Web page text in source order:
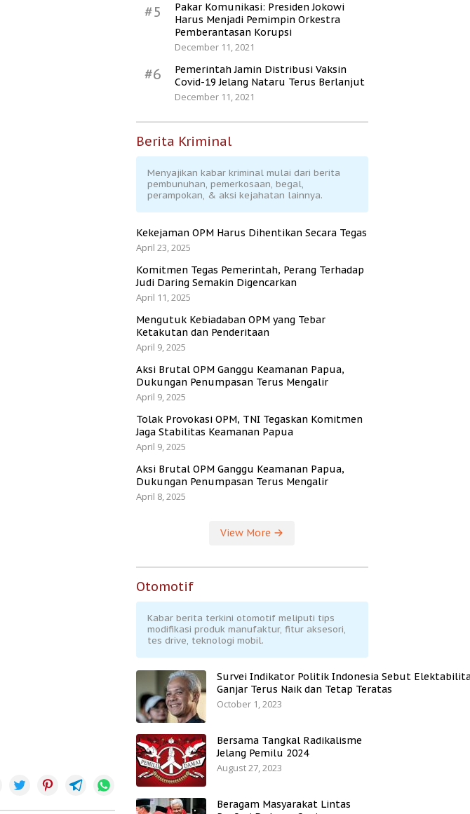
#5
Pakar Komunikasi: Presiden Jokowi
Harus Menjadi Pemimpin Orkestra
Pemberantasan Korupsi
December 11, 2021
#6
Pemerintah Jamin Distribusi Vaksin
Covid-19 Jelang Nataru Terus Berlanjut
December 11, 2021
Berita Kriminal
Menyajikan kabar kriminal mulai dari berita
pembunuhan, pemerkosaan, begal,
perampokan, & aksi kejahatan lainnya.
Kekejaman OPM Harus Dihentikan Secara Tegas
April 23, 2025
Komitmen Tegas Pemerintah, Perang Terhadap
Judi Daring Semakin Digencarkan
April 11, 2025
Mengutuk Kebiadaban OPM yang Tebar
Ketakutan dan Penderitaan
April 9, 2025
Aksi Brutal OPM Ganggu Keamanan Papua,
Dukungan Penumpasan Terus Mengalir
April 9, 2025
Tolak Provokasi OPM, TNI Tegaskan Komitmen
Jaga Stabilitas Keamanan Papua
April 9, 2025
Aksi Brutal OPM Ganggu Keamanan Papua,
Dukungan Penumpasan Terus Mengalir
April 8, 2025
View More
Otomotif
Kabar berita terkini otomotif meliputi tips
modifikasi produk manufaktur, fitur aksesori,
tes drive, teknologi mobil.
Survei Indikator Politik Indonesia Sebut
Ganjar Terus Naik dan Tetap Teratas
October 1, 2023
Bersama Tangkal Radikalisme
Jelang Pemilu 2024
August 27, 2023
Beragam Masyarakat Lintas